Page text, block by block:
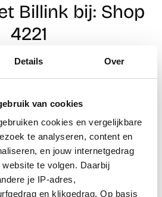
Details Over
van cookies
cookies en vergelijkbare
te analyseren, content en
en jouw internetgedrag
te volgen. Daarbij
je IP-adres,
en klikgedrag. Op basis
Billink bij: Shop
4221
winkels